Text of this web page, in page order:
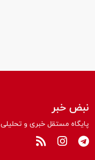
نبض خبر
پایگاه مستقل خبری و تحلیلی